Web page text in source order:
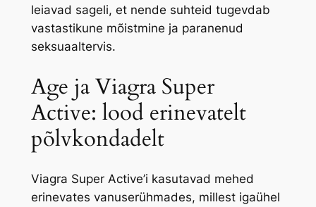
leiavad sageli, et nende suhteid tugevdab
vastastikune mõistmine ja paranenud
seksuaaltervis.
Age ja Viagra Super
Active: lood erinevatelt
põlvkondadelt
Viagra Super Active’i kasutavad mehed
erinevates vanuserühmades, millest igaühel